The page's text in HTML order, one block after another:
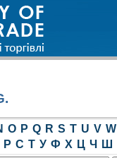
O P Q R S T U V W
Р С Т У Ф Х Ц Ч Ш